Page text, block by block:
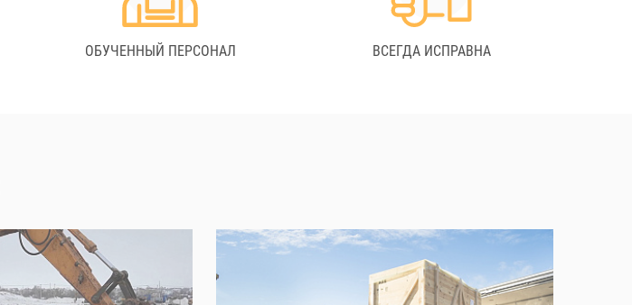
ОБУЧЕННЫЙ ПЕРСОНАЛ ВСЕГДА ИСПРАВНА